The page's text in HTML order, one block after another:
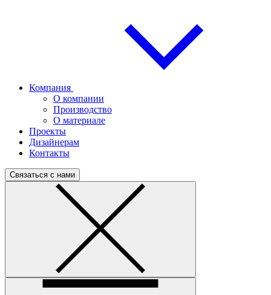
Компания
О компании
Производство
О материале
Проекты
Дизайнерам
Контакты
Связаться с нами